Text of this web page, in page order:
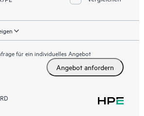
für ein individuelles Angebot
Angebot anfordern